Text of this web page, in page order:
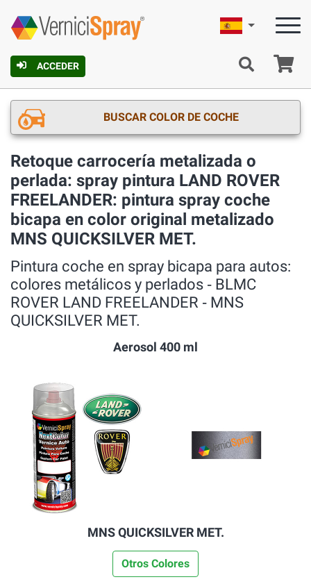
ACCEDER
Español
BUSCAR COLOR DE COCHE
Retoque carrocería metalizada o
perlada: spray pintura LAND ROVER
FREELANDER: pintura spray coche
bicapa en color original metalizado
MNS QUICKSILVER MET.
Pintura coche en spray bicapa para autos:
colores metálicos y perlados ‐ BLMC
ROVER LAND FREELANDER ‐ MNS
QUICKSILVER MET.
Aerosol 400 ml
MNS QUICKSILVER MET.
Otros Colores